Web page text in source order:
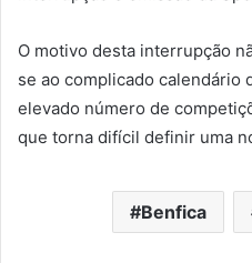
O motivo desta interrupção
se ao complicado calendário
elevado número de
que torna difícil definir uma
Benfica